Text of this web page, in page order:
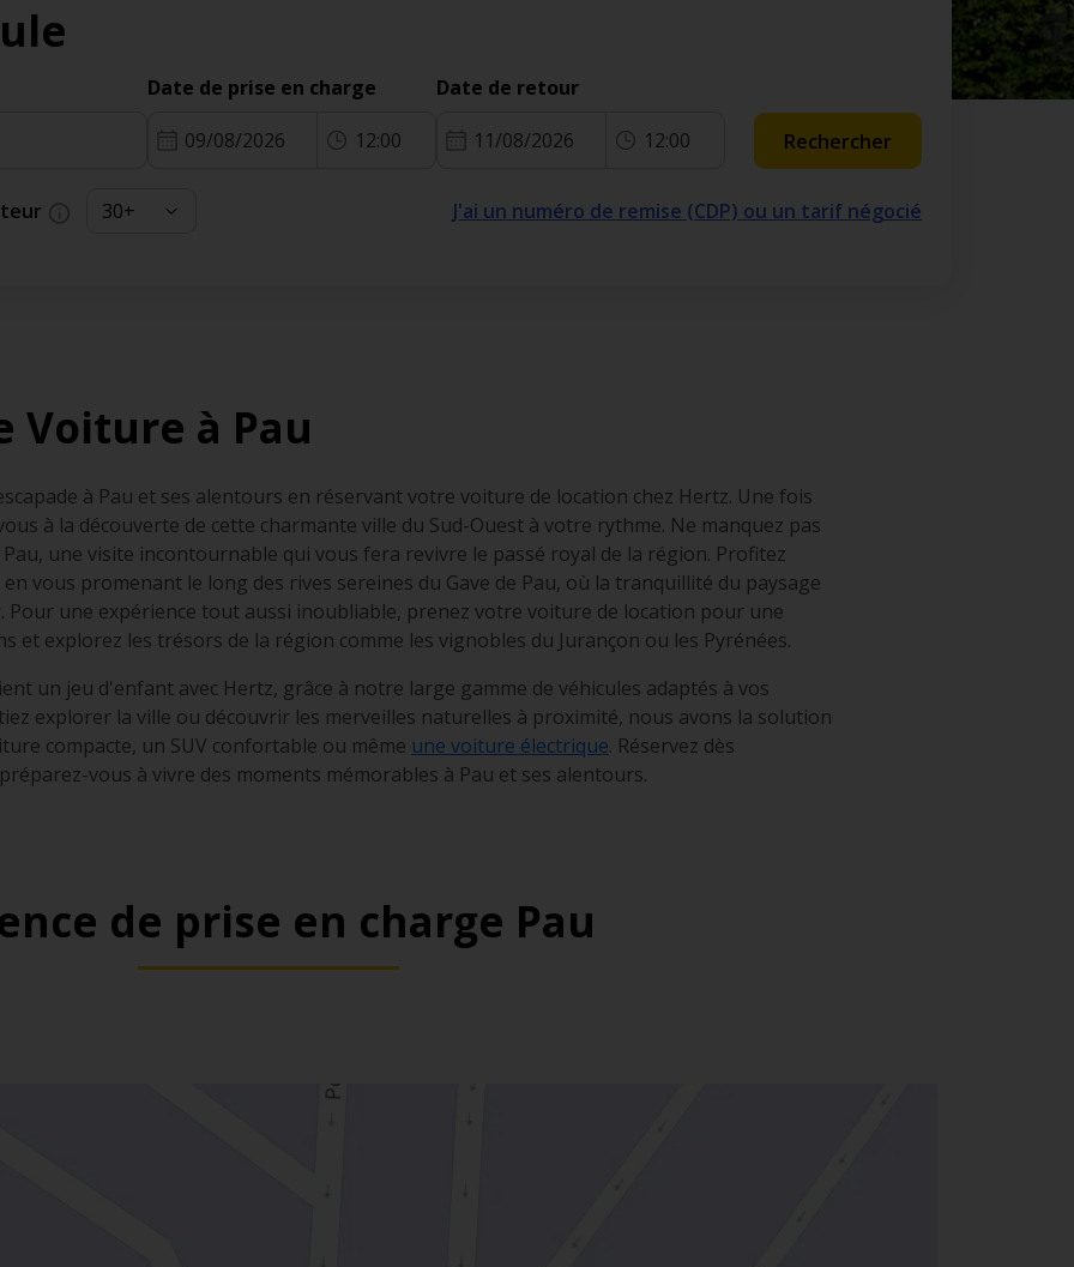
Date de prise en charge
09/08/2026 12:00
Date de retour
11/08/2026 12:00 Rechercher
J'ai un numéro de remise (CDP) ou un tarif négocié
Voiture à Pau
à Pau et ses alentours en réservant votre voiture de location chez Hertz. Une fois
à la découverte de cette charmante ville du Sud-Ouest à votre rythme. Ne manquez pas
une visite incontournable qui vous fera revivre le passé royal de la région. Profitez
vous promenant le long des rives sereines du Gave de Pau, où la tranquillité du paysage
Pour une expérience tout aussi inoubliable, prenez votre voiture de location pour une
et explorez les trésors de la région comme les vignobles du Jurançon ou les Pyrénées.
un jeu d'enfant avec Hertz, grâce à notre large gamme de véhicules adaptés à vos
explorer la ville ou découvrir les merveilles naturelles à proximité, nous avons la solution
compacte, un SUV confortable ou même une voiture électrique. Réservez dès
vous à vivre des moments mémorables à Pau et ses alentours.
de prise en charge Pau